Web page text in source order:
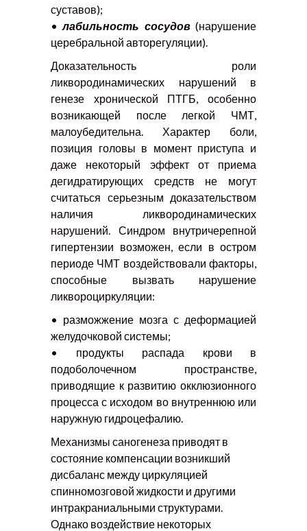
суставов);
•лабильность сосудов(нарушение
церебральной авторегуляции).
Доказательность роли
ликвородинамических нарушений в
генезе хронической ПТГБ, особенно
возникающей после легкой ЧМТ,
малоубедительна. Характер боли,
позиция головы в момент приступа и
даже некоторый эффект от приема
дегидратирующих средств не могут
считаться серьезным доказательством
наличия ликвородинамических
нарушений. Синдром внутричерепной
гипертензии возможен, если в остром
периоде ЧМТ воздействовали факторы,
способные вызвать нарушение
ликвороциркуляции:
• разможжение мозга с деформацией
желудочковой системы;
• продукты распада крови в
подоболочечном пространстве,
приводящие к развитию окклюзионного
процесса с исходом во внутреннюю или
наружную гидроцефалию.
Механизмы саногенеза приводят в
состояние компенсации возникший
дисбаланс между циркуляцией
спинномозговой жидкости и другими
интракраниальными структурами.
Однако воздействие некоторых